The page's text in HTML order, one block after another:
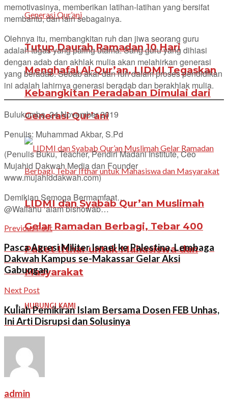
Tutup Daurah Ramadan 10 Hari
Menghafal Al-Qur’an, LIDMI Tegaskan
Kebangkitan Peradaban Dimulai dari
Generasi Qur’ani
LIDMI dan Syabab Qur’an Muslimah
Gelar Ramadan Berbagi, Tebar 400
Paket Ifthar untuk Mahasiswa dan
Masyarakat
HUBUNGI KAMI
memotivasinya, memberikan latihan-latihan yang bersifat
membantu, dan lain sebagainya.
Olehnya itu, membangkitan ruh dan jiwa seorang guru
adalah tugas yang paling utama. Sang guru yang dihiasi
dengan adab dan akhlak mulia akan melahirkan generasi
yang beradab. Sebab akar dan ruh dalam proses pendidikan
ini adalah lahirnya generasi beradab dan berakhlak mulia.
Bulukumba, 24 November 2019
Penulis: Muhammad Akbar, S.Pd
(Penulis Buku, Teacher, Pendiri Madani Institute, Ceo
Mujahid Dakwah Media dan Founder
www.mujahiddakwah.com)
Demikian Semoga Bermamfaat…
@Wallahu ‘alam bishowab…
Previous Post
Pasca Agresi Militer Israel ke Palestina, Lembaga
Dakwah Kampus se-Makassar Gelar Aksi
Gabungan
Next Post
Kuliah Pemikiran Islam Bersama Dosen FEB Unhas,
Ini Arti Disrupsi dan Solusinya
admin